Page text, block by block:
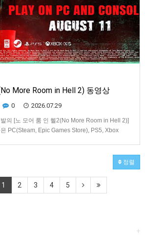
More Room in Hell 2) 동영상
0 2026.07.29
의 [노 모어 룸 인 헬2(No More Room in Hell 2)]
PC(Steam, Epic Games Store), PS5, Xbox
정렬
1 2 3 4 5
+